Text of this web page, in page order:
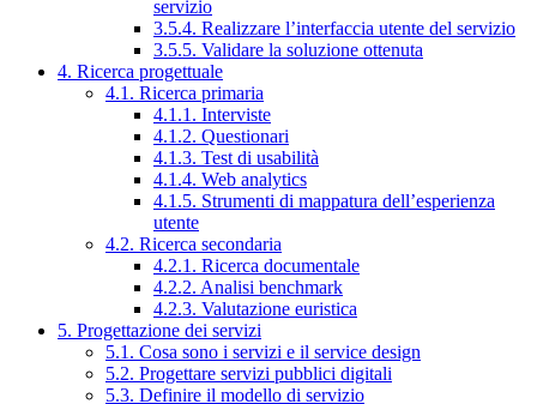
servizio
3.5.4. Realizzare l’interfaccia utente del servizio
3.5.5. Validare la soluzione ottenuta
4. Ricerca progettuale
4.1. Ricerca primaria
4.1.1. Interviste
4.1.2. Questionari
4.1.3. Test di usabilità
4.1.4. Web analytics
4.1.5. Strumenti di mappatura dell’esperienza
utente
4.2. Ricerca secondaria
4.2.1. Ricerca documentale
4.2.2. Analisi benchmark
4.2.3. Valutazione euristica
5. Progettazione dei servizi
5.1. Cosa sono i servizi e il service design
5.2. Progettare servizi pubblici digitali
5.3. Definire il modello di servizio